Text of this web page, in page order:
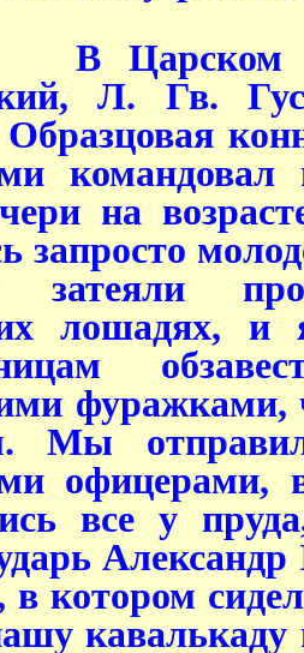
Селе
Л. Гв.
Образцовая
на
запросто
затеяли
лошадях, и
фуражками,
Мы
офицерами,
все у
в котором